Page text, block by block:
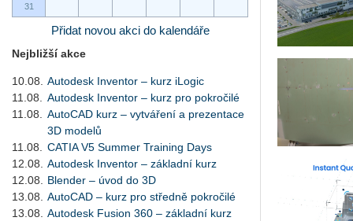
31
Přidat novou akci do kalendáře
Nejbližší akce
10.08.
Autodesk Inventor – kurz iLogic
11.08.
Autodesk Inventor – kurz pro pokročilé
11.08.
AutoCAD kurz – vytváření a prezentace
3D modelů
11.08.
CATIA V5 Summer Training Days
12.08.
Autodesk Inventor – základní kurz
12.08.
Blender – úvod do 3D
13.08.
AutoCAD – kurz pro středně pokročilé
13.08.
Autodesk Fusion 360 – základní kurz